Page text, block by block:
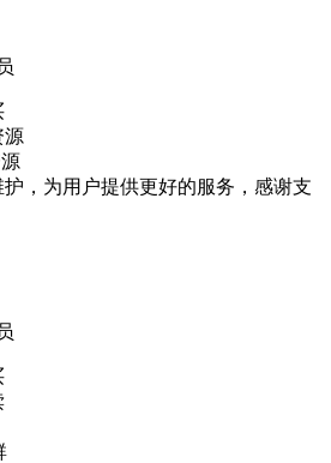
源
，为用户提供更好的服务，感谢支